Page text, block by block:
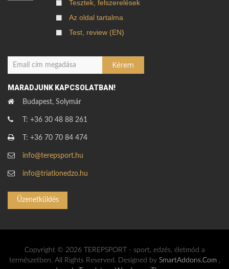
Tesztek, felszerelések
Az oldal tartalma
Test, review (EN)
MARADJUNK KAPCSOLATBAN!
Budapest, Solymár
T: +36 30 48 88 261
T: +36 70 70 84 474
info@terepsport.hu
info@triatlonedzo.hu
Üzenetküldés
Copyright © 2026 TEREPSPORT - sport, edzés, életmód a
természetben. All Rights Reserved. Designed by SmartAddons.Com,